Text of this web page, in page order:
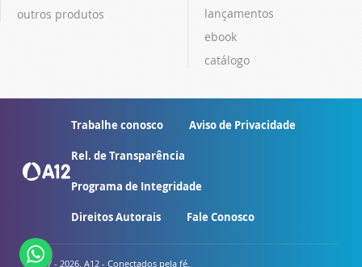
outros produtos
lançamentos
ebook
catálogo
Trabalhe conosco Aviso de Privacidade
Rel. de Transparência
Programa de Integridade
Direitos Autorais Fale Conosco
© 2007 - 2026. A12 - Conectados pela fé.